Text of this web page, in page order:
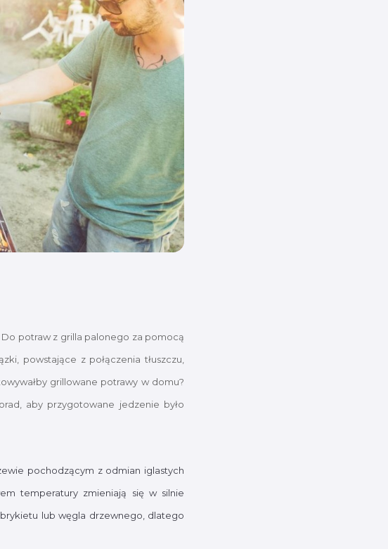
potraw z grilla palonego za pomocą
powstające z połączenia tłuszczu,
grillowane potrawy w domu?
aby przygotowane jedzenie było
pochodzącym z odmian iglastych
temperatury zmieniają się w silnie
lub węgla drzewnego, dlatego